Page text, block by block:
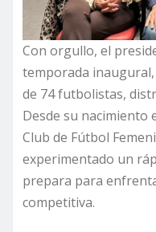
Con orgullo, el
temporada
de 74 futbolistas,
Desde su nacimiento
Club de Fútbol
experimentado un
prepara para
competitiva.